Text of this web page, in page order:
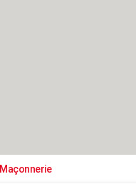
Maçonnerie